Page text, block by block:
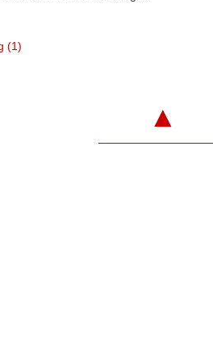
(1)
▲